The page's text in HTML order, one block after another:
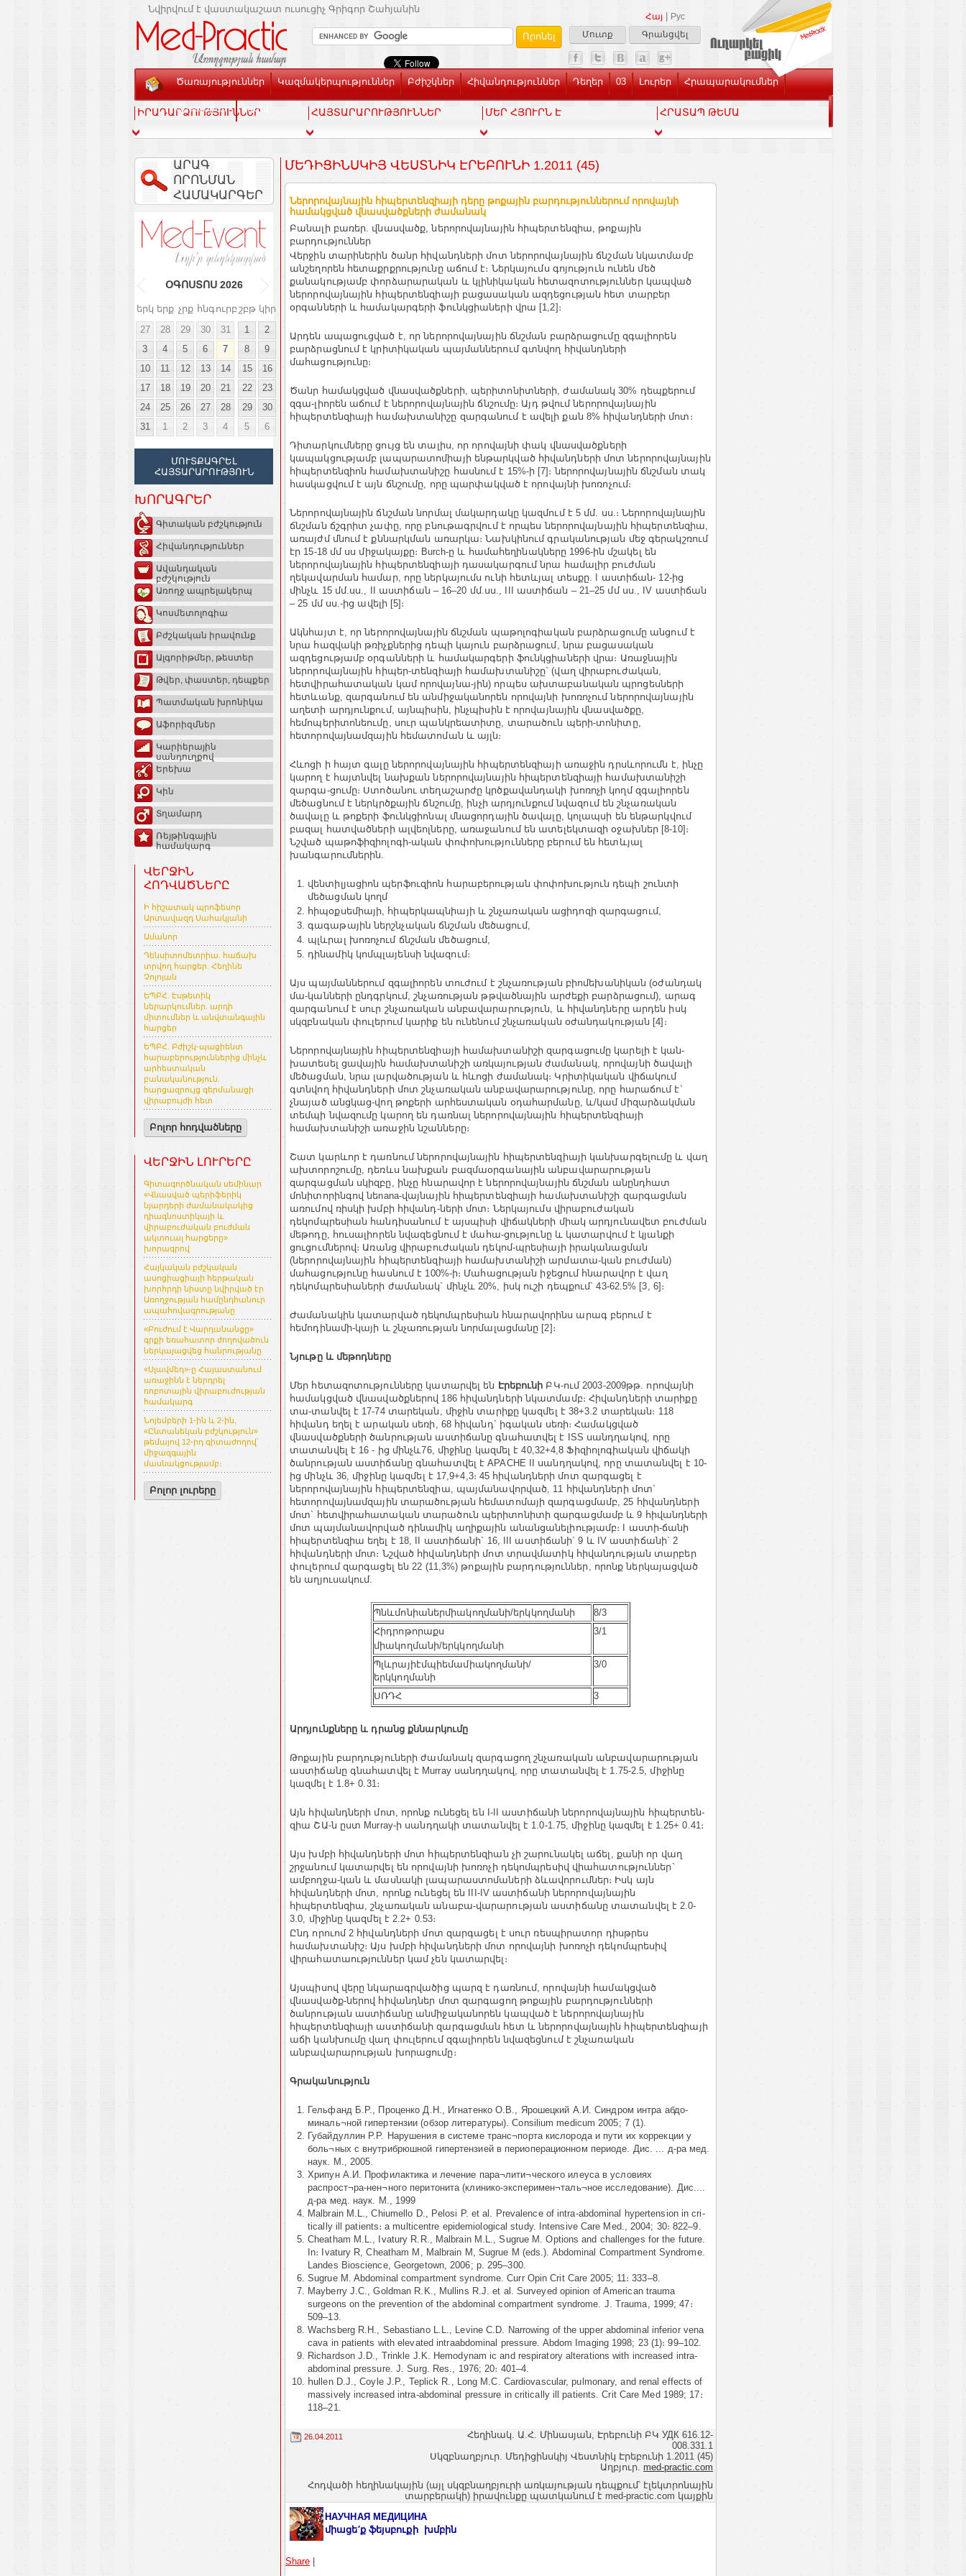
Հայ
Рус
Մուտք
Գրանցվել
Նվիրվում է վաստակաշատ ուսուցիչ Գրիգոր Շահյանին
Ծառայություններ Կազմակերպություններ Բժիշկներ Հիվանդություններ Դեղեր 03 Լուրեր Հրապարակումներ
Տեսասրահ Կապ
ԻՐԱԴԱՐՁՈՒԹՅՈՒՆՆԵՐ ՀԱՅՏԱՐԱՐՈՒԹՅՈՒՆՆԵՐ ՄԵՐ ՀՅՈՒՐՆ Է ՀՐԱՏԱՊ ԹԵՄԱ
ԱՐԱԳ
ՈՐՈՆՄԱՆ
ՀԱՄԱԿԱՐԳԵՐ
ՕԳՈՍՏՈՍ 2026
երկ երք չրք հնգուրբ շբթ կիր
27
28 29 30 31 1
2
3
4 5 6 7 8
9
10
11 12 13 14 15
16
17
18 19 20 21 22
23
24
25 26 27 28 29
30
31
1 2 3 4 5 6
ՄՈՒՏՔԱԳՐԵԼ
ՀԱՅՏԱՐԱՐՈՒԹՅՈՒՆ
ԽՈՐԱԳՐԵՐ
Գիտական բժշկություն
Հիվանդություններ
Ավանդական
բժշկություն
Առողջ ապրելակերպ
Կոսմետոլոգիա
Բժշկական իրավունք
Ալգորիթմեր, թեստեր
Թվեր, փաստեր, դեպքեր
Պատմական խրոնիկա
Աֆորիզմներ
Կարիերային
սանդուղքով
Երեխա
Կին
Տղամարդ
Ռեյթինգային
համակարգ
ՎԵՐՋԻՆ
ՀՈԴՎԱԾՆԵՐԸ
Ի հիշատակ պրոֆեսոր
Արտավազդ Սահակյանի
Ամանոր
Դենսիտոմետրիա. հաճախ
տրվող հարցեր. Հեղինե
Չոլոյան
ԵՊԲՀ. Էսթետիկ
ներարկումներ. արդի
միտումներ և անվտանգային
հարցեր
ԵՊԲՀ. Բժիշկ-պացիենտ
հարաբերություններից մինչև
արհեստական
բանականություն.
հարցազրույց գերմանացի
վիրաբույժի հետ
Բոլոր հոդվածները
ՎԵՐՋԻՆ ԼՈՒՐԵՐԸ
Գիտագործնական սեմինար
«Վնասված պերիֆերիկ
նյարդերի ժամանակակից
դիագնոստիկայի և
վիրաբուժական բուժման
ակտուալ հարցերը»
խորագրով
Հայկական բժշկական
ասոցիացիայի հերթական
խորհրդի նիստը նվիրված էր
Առողջության համընդհանուր
ապահովագրությանը
«Բուժում է Վարդանանցը»
գրքի եռահատոր ժողովածուն
ներկայացվեց հանրությանը
«Սլավմեդ»-ը Հայաստանում
առաջինն է ներդրել
ռոբոտային վիրաբուժության
համակարգ
Նոյեմբերի 1-ին և 2-ին,
«Ընտանեկան բժշկություն»
թեմայով 12-րդ գիտաժողով՝
միջազգային
մասնակցությամբ։
Բոլոր լուրերը
ՄԵԴԻՑԻՆՍԿԻՅ ՎԵՍՏՆԻԿ ԷՐԵԲՈՒՆԻ 1.2011 (45)
Ներորովայնային հիպերտենզիայի դերը թոքային բարդություններում որովայնի
համակցված վնասվածքների ժամանակ
Բանալի բառեր. վնասվածք, ներորովայնային հիպերտենզիա, թոքային
բարդություններ
Վերջին տարիներին ծանր հիվանդների մոտ ներորովայնային ճնշման նկատմամբ
անշեղորեն հետաքրքրությունը աճում է։ Ներկայումս գոյություն ունեն մեծ
քանակությամբ փորձարարական և կլինիկական հետազոտություններ կապված
ներորովայնային հիպերտենզիայի բացասական ազդեցության հետ տարբեր
օրգանների և համակարգերի ֆունկցիաների վրա [1,2]։
Արդեն ապացուցված է, որ ներորովայնային ճնշման բարձրացումը զգալիորեն
բարձրացնում է կրիտիկական պայմաններում գտնվող հիվանդների
մահացությունը։
Ծանր համակցված վնասվածքների, պերիտոնիտների, ժամանակ 30% դեպքերում
զգա-լիորեն աճում է ներորովայնային ճնշումը։ Այդ թվում ներորովայնային
հիպերտենզիայի համախտանիշը զարգանում է ավելի քան 8% հիվանդների մոտ։
Դիտարկումները ցույց են տալիս, որ որովայնի փակ վնասվածքների
կապակցությամբ լապարատոմիայի ենթարկված հիվանդների մոտ ներորովայնային
հիպերտենզիոն համախտանիշը հասնում է 15%-ի [7]։ ներորովայնային ճնշման տակ
հասկացվում է այն ճնշումը, որը պարփակված է որովայնի խոռոչում։
Ներորովայնային ճնշման նորմալ մակարդակը կազմում է 5 մմ. սս.։ Ներորովայնային
ճնշման ճշգրիտ չափը, որը բնութագրվում է որպես ներորովայնային հիպերտենզիա,
առայժմ մնում է քննարկման առարկա։ Նախկինում գրականության մեջ գերակշռում
էր 15-18 մմ սս միջակայքը։ Burсh-ը և համահեղինակները 1996-ին մշակել են
ներորովայնային հիպերտենզիայի դասակարգում նրա համալիր բուժման
ղեկավարման համար, որը ներկայումս ունի հետևյալ տեսքը. I աստիճան- 12-ից
մինչև 15 մմ.սս., II աստիճան – 16–20 մմ.սս., III աստիճան – 21–25 մմ սս., IV աստիճան
– 25 մմ սս.-ից ավելի [5]։
Ակնհայտ է, որ ներորովայնային ճնշման պաթոլոգիական բարձրացումը անցում է
նրա հազվակի թռիչքներից դեպի կայուն բարձրացում, նրա բացասական
ազդեցությամբ օրգանների և համակարգերի ֆունկցիաների վրա։ Առաջնային
ներորովայնային հիպեր-տենզիայի համախտանիշը` (վաղ վիրաբուժական,
հետվիրահատական կամ որովայնա-յին) որպես ախտաբանական պրոցեսների
հետևանք, զարգանում են անմիջականորեն որովայնի խոռոչում ներորովայնային
աղետի արդյունքում, այնպիսին, ինչպիսին է որովայնային վնասվածքը,
հեմոպերիտոնեումը, սուր պանկրեատիտը, տարածուն պերի-տոնիտը,
հետորովայնամզային հեմատոման և այլն։
Հևոցի ի հայտ գալը ներորովայնային հիպերտենզիայի առաջին դրսևորումն է, ինչը
կարող է հայտնվել նախքան ներորովայնային հիպերտենզիայի համախտանիշի
զարգա-ցումը։ Ստոծանու տեղաշարժը կրծքավանդակի խոռոչի կողմ զգալիորեն
մեծացնում է ներկրծքային ճնշումը, ինչի արդյունքում նվազում են շնչառական
ծավալը և թոքերի ֆունկցիոնալ մնացորդային ծավալը, կոլապսի են ենթարկվում
բազալ հատվածների ալվեոլները, առաջանում են ատելեկտազի օջախներ [8-10]։
Նշված պաթոֆիզիոլոգի-ական փոփոխությունները բերում են հետևյալ
խանգարումներին.
վենտիլյացիոն պերֆուզիոն հարաբերության փոփոխություն դեպի շունտի
մեծացման կողմ
հիպօքսեմիայի, հիպերկապնիայի և շնչառական ացիդոզի զարգացում,
գագաթային ներշնչական ճնշման մեծացում,
պլևրալ խոռոչում ճնշման մեծացում,
դինամիկ կոմպլայենսի նվազում։
Այս պայմաններում զգալիորեն տուժում է շնչառության բիոմեխանիկան (օժանդակ
մա-կանների ընդգրկում, շնչառության թթվածնային արժեքի բարձրացում), արագ
զարգանում է սուր շնչառական անբավարարություն, և հիվանդները արդեն իսկ
սկզբնական փուլերում կարիք են ունենում շնչառական օժանդակության [4]։
Ներորովայնային հիպերտենզիայի համախտանիշի զարգացումը կարելի է կան-
խատեսել ցավային համախտանիշի առկայության ժամանակ, որովայնի ծավալի
մեծացման, նրա լարվածության և հևոցի ժամանակ։ Կրիտիկական վիճակում
գտնվող հիվանդների մոտ շնչառական անբավարարությունը, որը հարաճում է`
չնայած անցկաց-վող թոքերի արհեստական օդահարմանը, և/կամ միզարձակման
տեմպի նվազումը կարող են դառնալ ներորովայնային հիպերտենզիայի
համախտանիշի առաջին նշանները։
Շատ կարևոր է դառնում ներորովայնային հիպերտենզիայի կանխարգելումը և վաղ
ախտորոշումը, դեռևս նախքան բազմաօրգանային անբավարարության
զարգացման սկիզբը, ինչը հնարավոր է ներորովայնային ճնշման անընդհատ
մոնիտորինգով նեnana-վայնային հիպերտենզիայի համախտանիշի զարգացման
առումով ռիսկի խմբի հիվանդ-ների մոտ։ Ներկայումս վիրաբուժական
դեկոմպրեսիան հանդիսանում է այսպիսի վիճակների միակ արդյունավետ բուժման
մեթոդը, հուսալիորեն նվազեցնում է մահա-ցությունը և կատարվում է կյանքի
ցուցումներով։ Առանց վիրաբուժական դեկոմ-պրեսիայի իրականացման
(ներորովայնային հիպերտենզիայի համախտանիշի արմատա-կան բուժման)
մահացությունը հասնում է 100%-ի։ Մահացության իջեցում հնարավոր է վաղ
դեկոմպրեսիաների ժամանակ` մինչև 20%, իսկ ուշի դեպքում` 43-62.5% [3, 6]։
Ժամանակին կատարված դեկոմպրեսիան հնարավորինս արագ բերում է
հեմոդինամի-կայի և շնչառության նորմալացմանը [2]։
Նյութը և մեթոդները
Մեր հետազոտությունները կատարվել են Էրեբունի ԲԿ-ում 2003-2009թթ. որովայնի
համակցված վնասվածքներով 186 հիվանդների նկատմամբ։ Հիվանդների տարիքը
տա-տանվել է 17-74 տարեկան, միջին տարիքը կազմել է 38+3.2 տարեկան։ 118
հիվանդ եղել է արական սեռի, 68 հիվանդ` իգական սեռի։ Համակցված
վնասվածքների ծանրության աստիճանը գնահատվել է ISS սանդղակով, որը
տատանվել է 16 - ից մինչև76, միջինը կազմել է 40,32+4,8 Ֆիզիոլոգիական վիճակի
ծանրության աստիճանը գնահատվել է APACHE II սանդղակով, որը տատանվել է 10-
ից մինչև 36, միջինը կազմել է 17,9+4,3։ 45 հիվանդների մոտ զարգացել է
ներորովայնային հիպերտենզիա, պայմանավորված, 11 հիվանդների մոտ`
հետորովայնամզային տարածության հեմատոմայի զարգացմամբ, 25 հիվանդների
մոտ` հետվիրահատական տարածուն պերիտոնիտի զարգացմամբ և 9 հիվանդների
մոտ պայմանավորված դինամիկ աղիքային անանցանելիությամբ։ I աստի-ճանի
հիպերտենզիա եղել է 18, II աստիճանի` 16, III աստիճանի` 9 և IV աստիճանի` 2
հիվանդների մոտ։ Նշված հիվանդների մոտ տրավմատիկ հիվանդության տարբեր
փուլերում զարգացել են 22 (11,3%) թոքային բարդություններ, որոնք ներկայացված
են աղյուսակում.
Պնևմոնիաներմիակողմանի/երկկողմանի
8/3
Հիդրոթորաքս
միակողմանի/երկկողմանի
3/1
Պլևրայիէմպիեմամիակողմանի/
երկկողմանի
3/0
ՍՌԴՀ 3
Արդյունքները և դրանց քննարկումը
Թոքային բարդություների ժամանակ զարգացող շնչառական անբավարարության
աստիճանը գնահատվել է Murray սանդղակով, որը տատանվել է 1.75-2.5, միջինը
կազմել է 1.8+ 0.31։
Այն հիվանդների մոտ, որոնք ունեցել են I-II աստիճանի ներորովայնային հիպերտեն-
զիա ՇԱ-ն ըստ Murray-ի սանդղակի տատանվել է 1.0-1.75, միջինը կազմել է 1.25+ 0.41։
Այս խմբի հիվանդների մոտ հիպերտենզիան չի շարունակել աճել, քանի որ վաղ
շրջանում կատարվել են որովայնի խոռոչի դեկոմպրեսիվ վիահատություններ`
ամբողջա-կան և մասնակի լապարաստոմաների ձևավորումներ։ Իսկ այն
հիվանդների մոտ, որոնք ունեցել են III-IV աստիճանի ներորովայնային
հիպերտենզիա, շնչառական անաբա-վարարության աստիճանը տատանվել է 2.0-
3.0, միջինը կազմել է 2.2+ 0.53։
Ընդ որուոմ 2 հիվանդների մոտ զարգացել է սուր ռեսպիրատոր դիսթրես
համախտանիշ։ Այս խմբի հիվանդների մոտ որովայնի խոռոչի դեկոմպրեսիվ
վիրահատաություններ կամ չեն կատարվել։
Այսպիսով վերը նկարագրվածից պարզ է դառնում, որովայնի համակցված
վնասվածք-ներով հիվանդներ մոտ զարգացող թոքային բարդությունների
ծանրության աստիճանը անմիջականորեն կապված է ներորովայնային
հիպերտենզիայի աստիճանի զարգացման հետ և ներորովայնային հիպերտենզիայի
աճի կանխումը վաղ փուլերում զգալիորեն նվազեցնում է շնչառական
անբավարարության խորացումը։
Գրականություն
Гельфанд Б.Р., Проценко Д.Н., Игнатенко О.В., Ярошецкий А.И. Синдром интра абдо-
миналь¬ной гипертензии (обзор литературы). Consilium medicum 2005; 7 (1).
Губайдуллин Р.Р. Нарушения в системе транс¬порта кислорода и пути их коррекции у
боль¬ных с внутрибрюшной гипертензией в периоперационном периоде. Дис. ... д-ра мед.
наук. М., 2005.
Хрипун А.И. Профилактика и лечение пара¬лити¬ческого илеуса в условиях
распрост¬ра-нен¬ного перитонита (клинико-эксперимен¬таль¬ное исследование). Дис....
д-ра мед. наук. М., 1999
Malbrain M.L., Chiumello D., Pelosi P. et al. Prevalence of intra-abdominal hypertension in cri-
tically ill patients։ a multicentre epidemiological study. Intensive Care Med., 2004; 30։ 822–9.
Cheatham M.L., Ivatury R.R., Malbrain M.L., Sugrue M. Options and challenges for the future.
In։ Ivatury R, Cheatham M, Malbrain M, Sugrue M (eds.). Abdominal Compartment Syndrome.
Landes Bioscience, Georgetown, 2006; p. 295–300.
Sugrue M. Abdominal compartment syndrome. Curr Opin Crit Care 2005; 11։ 333–8.
Mayberry J.C., Goldman R.K., Mullins R.J. et al. Surveyed opinion of American trauma
surgeons on the prevention of the abdominal compartment syndrome. J. Trauma, 1999; 47։
509–13.
Wachsberg R.H., Sebastiano L.L., Levine C.D. Narrowing of the upper abdominal inferior vena
cava in patients with elevated intraabdominal pressure. Abdom Imaging 1998; 23 (1)։ 99–102.
Richardson J.D., Trinkle J.K. Hemodynam ic and respiratory alterations with increased intra-
abdominal pressure. J. Surg. Res., 1976; 20։ 401–4.
հullen D.J., Coyle J.P., Teplick R., Long M.C. Cardiovascular, pulmonary, and renal effects of
massively increased intra-abdominal pressure in critically ill patients. Crit Care Med 1989; 17։
118–21.
26.04.2011
Հեղինակ. Ա.Հ. Մինասյան, Էրեբունի ԲԿ УДК 616.12-
008.331.1
Սկզբնաղբյուր. Մեդիցինսկիյ Վեստնիկ Էրեբունի 1.2011 (45)
Աղբյուր. med-practic.com
Հոդվածի հեղինակային (այլ սկզբնաղբյուրի առկայության դեպքում՝ էլեկտրոնային
տարբերակի) իրավունքը պատկանում է med-practic.com կայքին
НАУЧНАЯ МЕДИЦИНА
միացե′ք ֆեյսբուքի խմբին
Share